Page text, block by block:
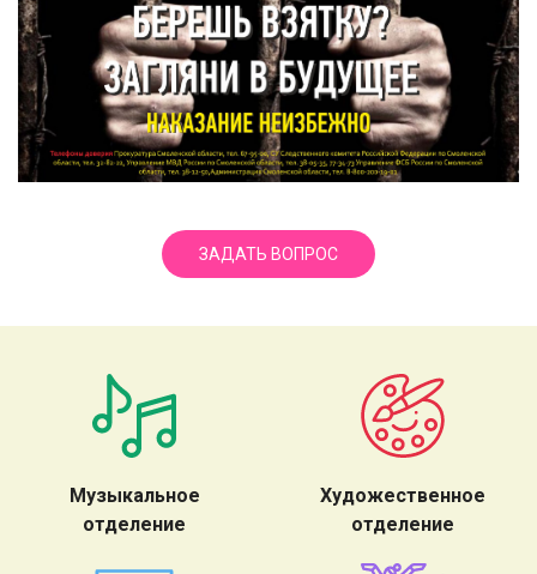
ЗАДАТЬ ВОПРОС
Музыкальное
отделение
Художественное
отделение